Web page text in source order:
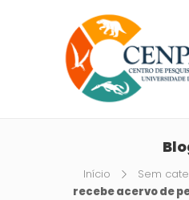
Início Sem
recebe acervo de